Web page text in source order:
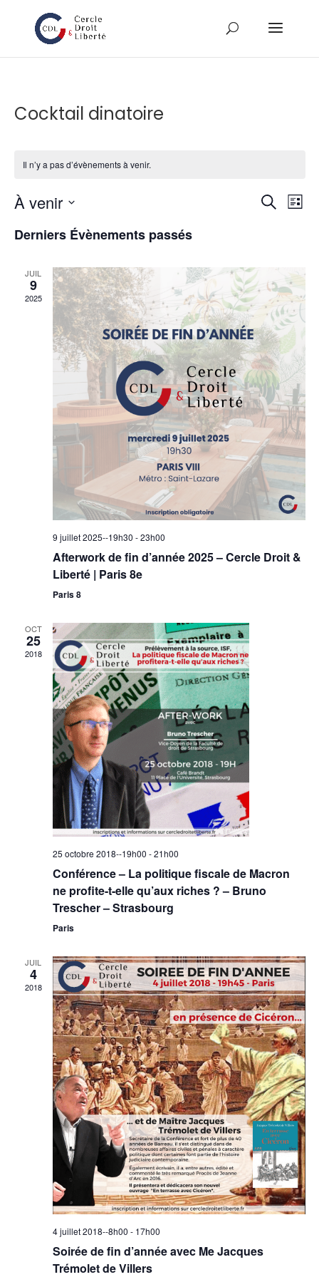
Cocktail dinatoire
Il n’y a pas d’évènements à venir.
vues
de
Liste
À venir
une
Derniers Évènements passés
JUIL
9
2025
9 juillet 2025--19h30 -23h00
Afterwork de fin d’année 2025 – Cercle Droit &
Liberté | Paris 8e
Paris 8
OCT
25
2018
25 octobre 2018--19h00 -21h00
Conférence – La politique fiscale de Macron
ne profite-t-elle qu’aux riches ? – Bruno
Trescher – Strasbourg
Paris
JUIL
4
2018
4 juillet 2018--8h00 - 17h00
Soirée de fin d’année avec Me Jacques
Trémolet de Villers